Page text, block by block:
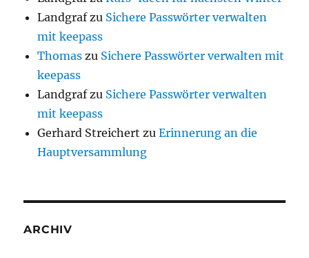
Landgrafzu Sichere Passwörter verwalten
mit keepass
Thomas zu Sichere Passwörter verwalten mit
keepass
Landgrafzu Sichere Passwörter verwalten
mit keepass
Gerhard Streichert zuErinnerung an die
Hauptversammlung
ARCHIV